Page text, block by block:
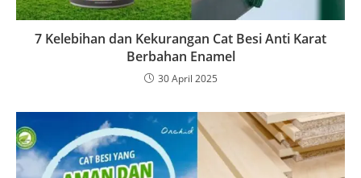
7 Kelebihan dan Kekurangan Cat Besi Anti Karat
Berbahan Enamel
30 April 2025